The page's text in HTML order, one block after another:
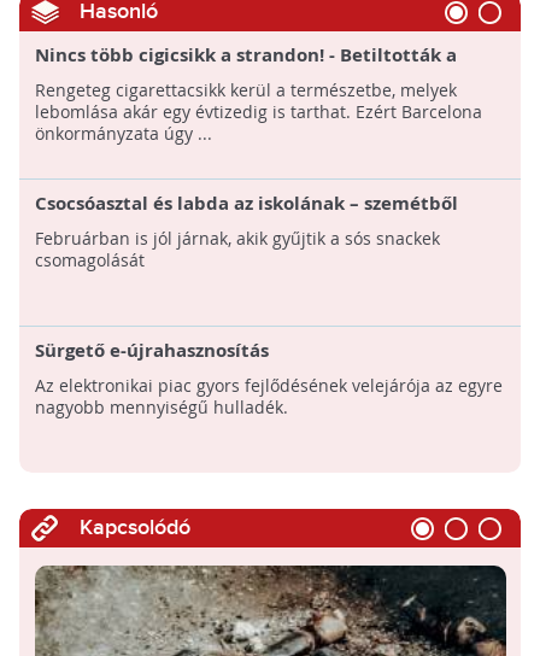
Hasonló
Nincs több cigicsikk a strandon! - Betiltották a
dohányzást a barcelonai tengerpartokon
Rengeteg cigarettacsikk kerül a természetbe, melyek
lebomlása akár egy évtizedig is tarthat. Ezért Barcelona
önkormányzata úgy ...
Csocsóasztal és labda az iskolának – szemétből
Februárban is jól járnak, akik gyűjtik a sós snackek
csomagolását
Sürgető e-újrahasznosítás
Az elektronikai piac gyors fejlődésének velejárója az egyre
nagyobb mennyiségű hulladék.
Kapcsolódó